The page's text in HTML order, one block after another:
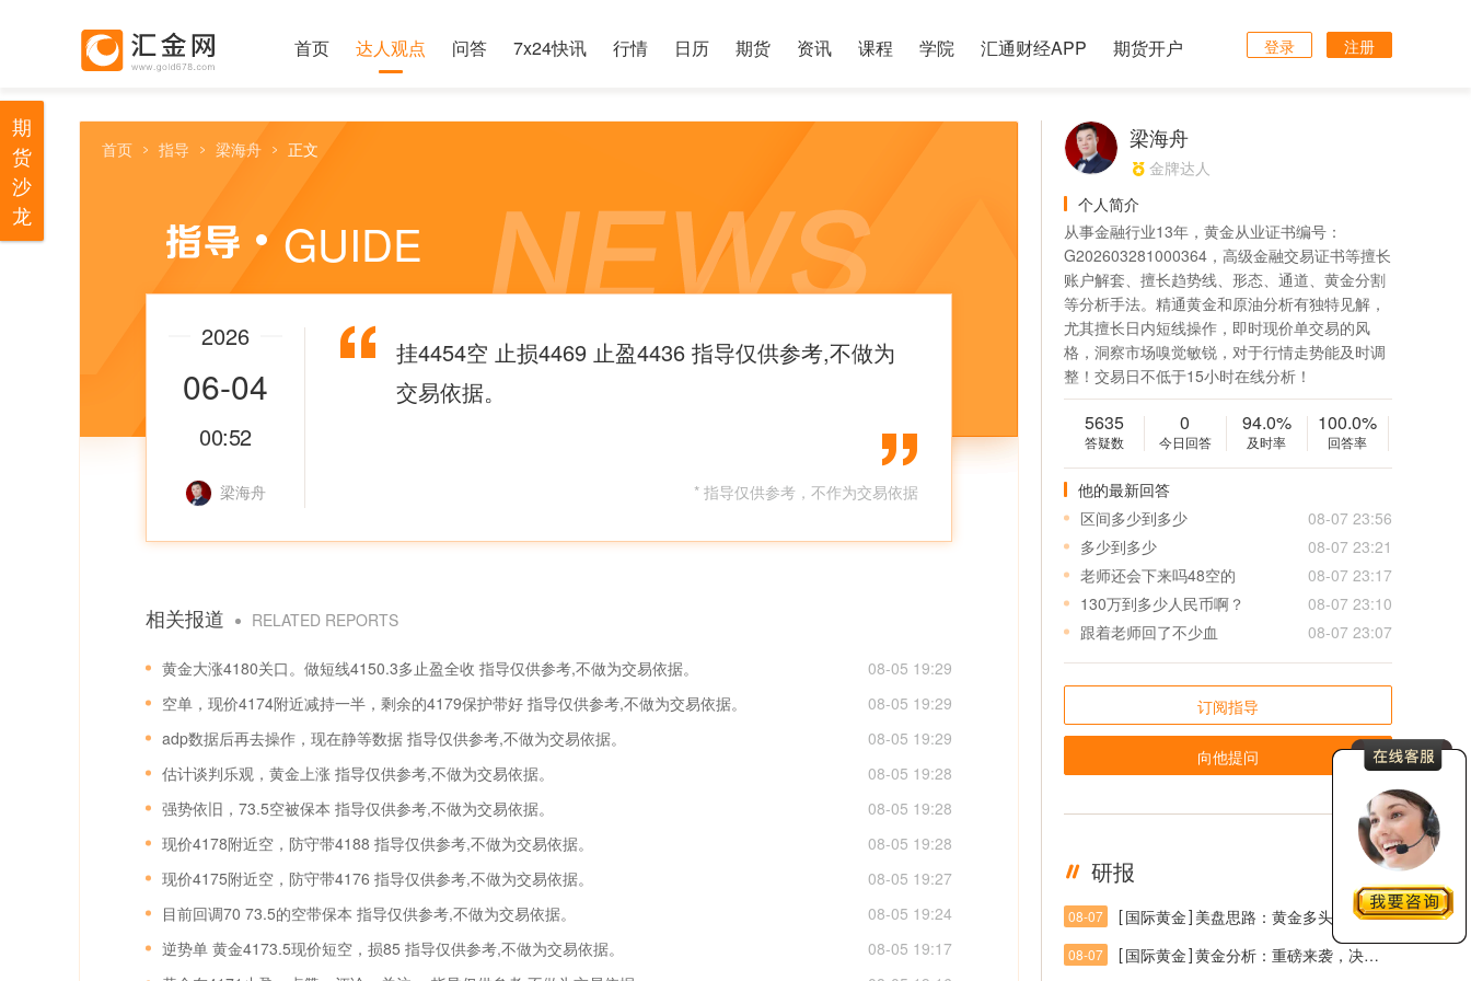
首页 达人观点 问答 7x24快讯 行情 日历 期货 资讯 课程 学院 汇通财经APP 期货开户 登录 注册
首页 指导 梁海舟 正文
GUIDE
2026
06-04
00:52
梁海舟
挂4454空 止损4469 止盈4436 指导仅供参考,不做为
交易依据。
* 指导仅供参考，不作为交易依据
相关报道 RELATED REPORTS
黄金大涨4180关口。做短线4150.3多止盈全收 指导仅供参考,不做为交易依据。
08-05 19:29
空单，现价4174附近减持一半，剩余的4179保护带好 指导仅供参考,不做为交易依据。
08-05 19:29
adp数据后再去操作，现在静等数据 指导仅供参考,不做为交易依据。
08-05 19:29
估计谈判乐观，黄金上涨 指导仅供参考,不做为交易依据。
08-05 19:28
强势依旧，73.5空被保本 指导仅供参考,不做为交易依据。
08-05 19:28
现价4178附近空，防守带4188 指导仅供参考,不做为交易依据。
08-05 19:28
现价4175附近空，防守带4176 指导仅供参考,不做为交易依据。
08-05 19:27
目前回调70 73.5的空带保本 指导仅供参考,不做为交易依据。
08-05 19:24
逆势单 黄金4173.5现价短空，损85 指导仅供参考,不做为交易依据。
08-05 19:17
梁海舟
金牌达人
个人简介
从事金融行业13年，黄金从业证书编号：
G202603281000364，高级金融交易证书等擅长
账户解套、擅长趋势线、形态、通道、黄金分割
等分析手法。精通黄金和原油分析有独特见解，
尤其擅长日内短线操作，即时现价单交易的风
格，洞察市场嗅觉敏锐，对于行情走势能及时调
整！交易日不低于15小时在线分析！
5635
答疑数
0
今日回答
94.0%
及时率
100.0%
回答率
他的最新回答
区间多少到多少
08-07 23:56
多少到多少
08-07 23:21
老师还会下来吗48空的
08-07 23:17
130万到多少人民币啊？
08-07 23:10
跟着老师回了不少血
08-07 23:07
订阅指导
向他提问
研报 更多
08-07 [国际黄金] 美盘思路：黄金多头延续，突破后关注回踩
08-07 [国际黄金]黄金分析：重磅来袭，决战非农之巅
期
货
沙
龙